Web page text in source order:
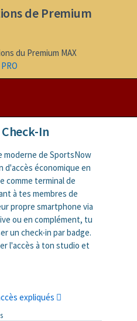
de Premium
du Premium MAX
In
moderne de SportsNow
économique en
comme terminal de
à tes membres de
propre smartphone via
ou en complément, tu
un check-in par badge.
l'accès à ton studio et
expliqués